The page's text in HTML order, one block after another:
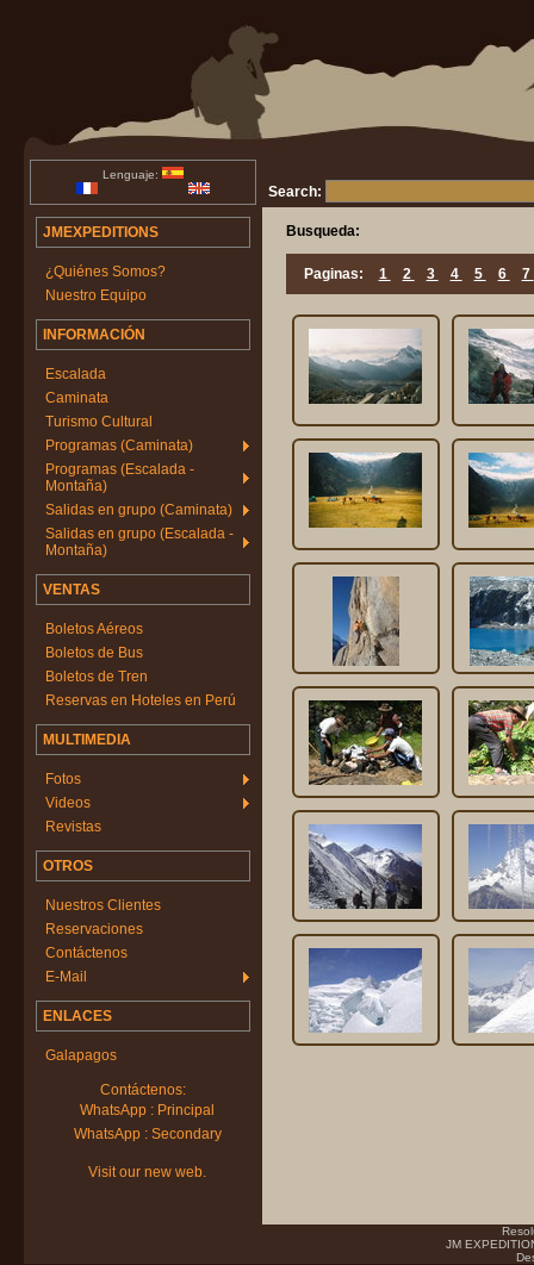
Lenguaje:
JMEXPEDITIONS
¿Quiénes Somos?
Nuestro Equipo
INFORMACIÓN
Escalada
Caminata
Turismo Cultural
Programas (Caminata)
Programas (Escalada -
Montaña)
Salidas en grupo (Caminata)
Salidas en grupo (Escalada -
Montaña)
VENTAS
Boletos Aéreos
Boletos de Bus
Boletos de Tren
Reservas en Hoteles en Perú
MULTIMEDIA
Fotos
Videos
Revistas
OTROS
Nuestros Clientes
Reservaciones
Contáctenos
E-Mail
ENLACES
Galapagos
Contáctenos:
WhatsApp : Principal
WhatsApp : Secondary
Visit our new web.
Search:
Busqueda:
Paginas: 1 2 3 4 5 6 7
JM